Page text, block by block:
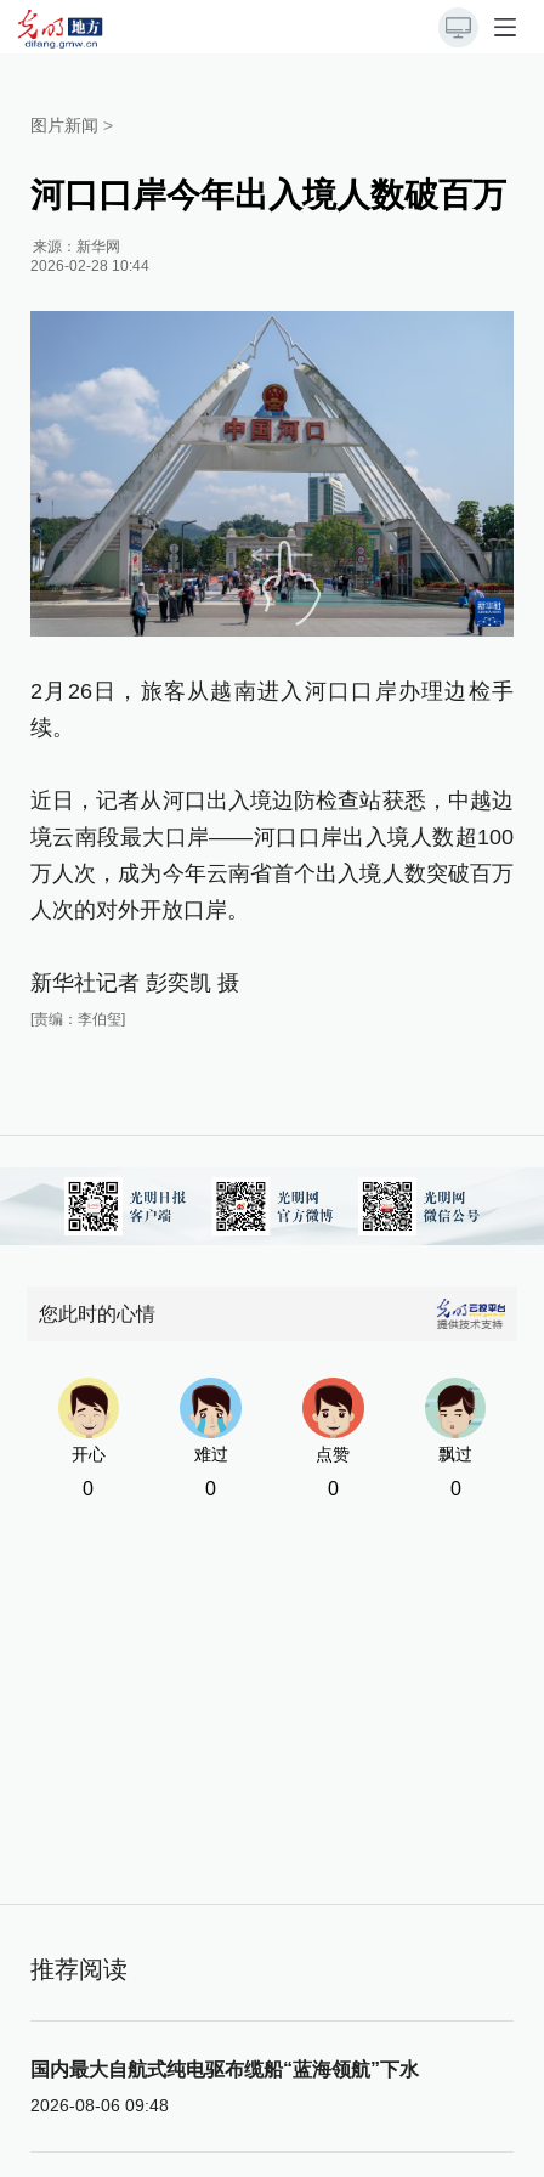
图片新闻 >
河口口岸今年出入境人数破百万
来源： 新华网
2026-02-28 10:44
2月26日，旅客从越南进入河口口岸办理边检手
续。
近日，记者从河口出入境边防检查站获悉，中越边
境云南段最大口岸——河口口岸出入境人数超100
万人次，成为今年云南省首个出入境人数突破百万
人次的对外开放口岸。
新华社记者 彭奕凯 摄
[责编：李伯玺]
您此时的心情
开心
0
难过
0
点赞
0
飘过
0
推荐阅读
国内最大自航式纯电驱布缆船“蓝海领航”下水
2026-08-06 09:48